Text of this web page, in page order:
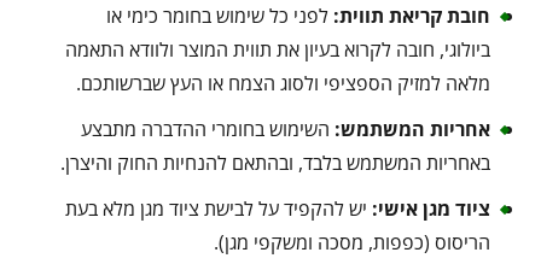
חובת קריאת תווית: לפני כל שימוש בחומר כימי או
ביולוגי, חובה לקרוא בעיון את תווית המוצר ולוודא התאמה
מלאה למזיק הספציפי ולסוג הצמח או העץ שברשותכם.
אחריות המשתמש: השימוש בחומרי ההדברה מתבצע
באחריות המשתמש בלבד, ובהתאם להנחיות החוק והיצרן.
ציוד מגן אישי: יש להקפיד על לבישת ציוד מגן מלא בעת
הריסוס (כפפות, מסכה ומשקפי מגן).